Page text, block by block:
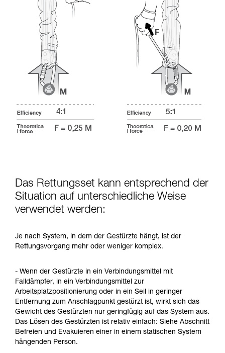
Das Rettungsset kann entsprechend der
Situation auf unterschiedliche Weise
verwendet werden:
Je nach System, in dem der Gestürzte hängt, ist der
Rettungsvorgang mehr oder weniger komplex.
- Wenn der Gestürzte in ein Verbindungsmittel mit
Falldämpfer, in ein Verbindungsmittel zur
Arbeitsplatzpositionierung oder in ein Seil in geringer
Entfernung zum Anschlagpunkt gestürzt ist, wirkt sich das
Gewicht des Gestürzten nur geringfügig auf das System aus.
Das Lösen des Gestürzten ist relativ einfach: Siehe Abschnitt
Befreien und Evakuieren einer in einem statischen System
hängenden Person.